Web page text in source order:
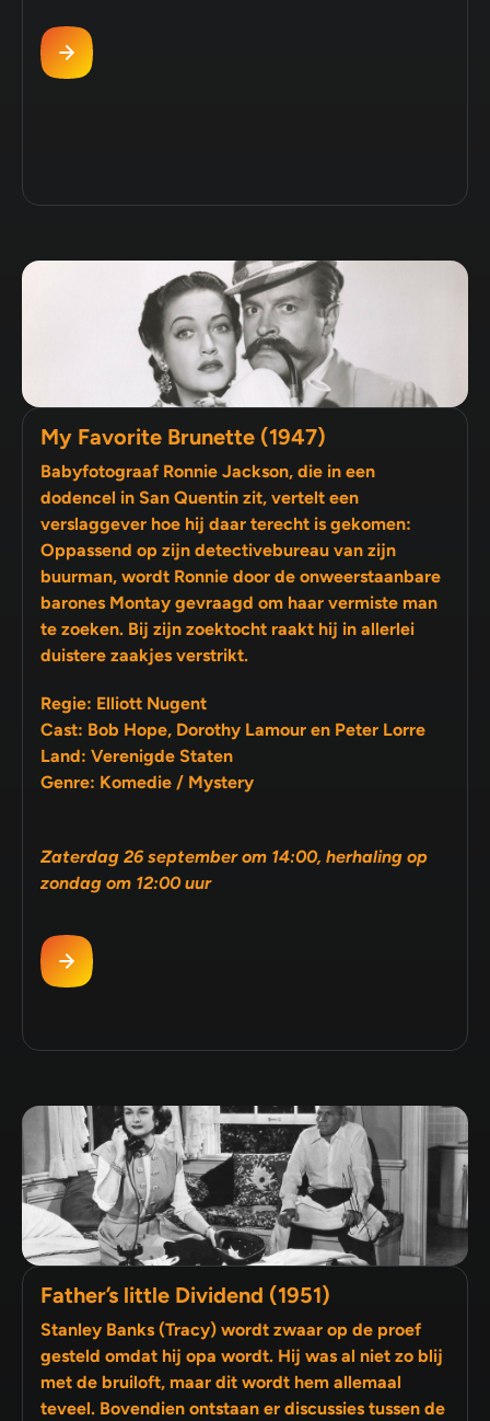
My Favorite Brunette (1947)
Babyfotograaf Ronnie Jackson, die in een
dodencel in San Quentin zit, vertelt een
verslaggever hoe hij daar terecht is gekomen:
Oppassend op zijn detectivebureau van zijn
buurman, wordt Ronnie door de onweerstaanbare
barones Montay gevraagd om haar vermiste man
te zoeken. Bij zijn zoektocht raakt hij in allerlei
duistere zaakjes verstrikt.
Regie: Elliott Nugent
Cast: Bob Hope, Dorothy Lamour en Peter Lorre
Land: Verenigde Staten
Genre: Komedie / Mystery
Zaterdag 26 september om 14:00, herhaling op
zondag om 12:00 uur
Father’s little Dividend (1951)
Stanley Banks (Tracy) wordt zwaar op de proef
gesteld omdat hij opa wordt. Hij was al niet zo blij
met de bruiloft, maar dit wordt hem allemaal
teveel. Bovendien ontstaan er discussies tussen de